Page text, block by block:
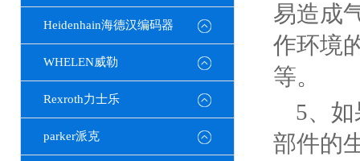
Heidenhain海德汉编码器
WHELEN威勒
Rexroth力士乐
parker派克
易造成
作环境
等。
5、
部件的